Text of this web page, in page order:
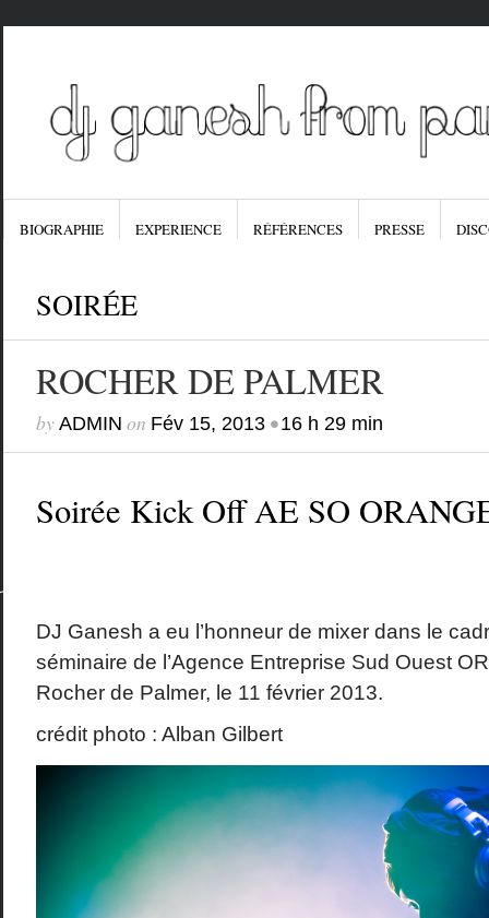
BIOGRAPHIE EXPERIENCE RÉFÉRENCES PRESSE
SOIRÉE
ROCHER DE PALMER
by ADMIN on Fév 15, 2013•16 h 29 min
Soirée Kick Off AE SO
DJ Ganesh a eu l’honneur de mixer dans le
séminaire de l’Agence Entreprise Sud Ouest
Rocher de Palmer, le 11 février 2013.
crédit photo : Alban Gilbert